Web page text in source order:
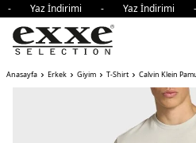
- Yaz İndirimi - Yaz
Anasayfa Erkek Giyim T-Shirt